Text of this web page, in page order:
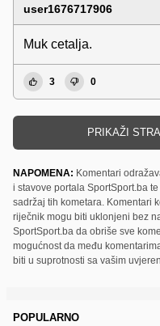
user1676717906
Muk cetalja.
3 0
PRIKAŽI
NAPOMENA: Komentari
i stavove portala SportSport.ba
sadržaj tih kometara. Komentari
riječnik mogu biti uklonjeni bez
SportSport.ba da obriše sve
mogućnost da među
biti u suprotnosti sa vašim
POPULARNO